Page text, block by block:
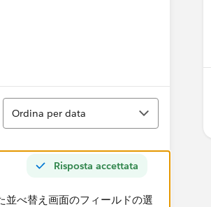
Ordina
Ordina per data
Risposta accettata
並べ替え画面のフィールドの選